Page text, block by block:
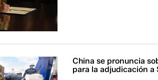
China se pronuncia
para la adjudicación a